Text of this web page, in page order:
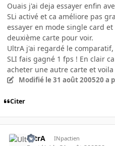
Ouais j'ai deja essayer enfin
SLi activé et ca améliore pas
essayer en mode single card
deuxième carte pour voir.
UltrA j'ai regardé le
SLI fais gagné 1 fps ! En clair
acheter une autre carte et
Modifié le 31 août 200520 a
Citer
UltrA INpactien